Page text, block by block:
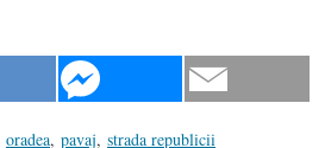
oradea, pavaj, strada republicii